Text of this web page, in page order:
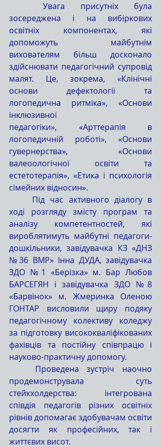
зосереджена і на вибіркових
освітніх компонентах, які
допоможуть майбутнім
вихователям більш досконало
здійснювати педагогічний супровід
малят. Це, зокрема, «Клінічні
основи дефектології та
логопедична ритміка», «Основи
інклюзивної
педагогіки», «Арттерапія в
логопедичній роботі», «Основи
гувернерства», «Основи
валеоологічної освіти та
естетотерапія», «Етика і психологія
сімейних відносин».
ході розгляду змісту програм та
аналізу компетентностей, які
вироблятимуть майбутні педагоги-
дошкільники, завідувачка КЗ «ДНЗ
№36 ВМР» Інна ДУДА, завідувачка
ЗДО №1 «Берізка» м. Бар Любов
БАРСЕГЯН і завідувачка ЗДО №8
«Барвінок» м. Жмеринка Оленою
ГОНТАР висловили щиру подяку
педагогічному колективу коледжу
за підготовку висококваліфікованих
фахівців та постійну співпрацю і
науково-практичну допомогу.
продемонструвала суть
стейкхолдерства: інтегрована
співдія педагогів різних освітніх
рівнів допомагає здобувачам освіти
досягти як професійних, так і
життєвих висот.